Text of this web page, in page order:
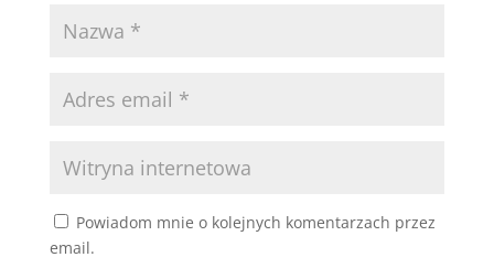
Powiadom mnie o kolejnych komentarzach przez
email.